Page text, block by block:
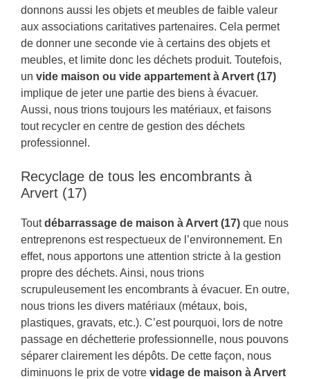
donnons aussi les objets et meubles de faible valeur
aux associations caritatives partenaires. Cela permet
de donner une seconde vie à certains des objets et
meubles, et limite donc les déchets produit. Toutefois,
un vide maison ou vide appartement à Arvert (17)
implique de jeter une partie des biens à évacuer.
Aussi, nous trions toujours les matériaux, et faisons
tout recycler en centre de gestion des déchets
professionnel.
Recyclage de tous les encombrants à
Arvert (17)
Toutdébarrassage de maison à Arvert (17) que nous
entreprenons est respectueux de l’environnement. En
effet, nous apportons une attention stricte à la gestion
propre des déchets. Ainsi, nous trions
scrupuleusement les encombrants à évacuer. En outre,
nous trions les divers matériaux (métaux, bois,
plastiques, gravats, etc.). C’est pourquoi, lors de notre
passage en déchetterie professionnelle, nous pouvons
séparer clairement les dépôts. De cette façon, nous
diminuons le prix de votre vidage de maison à Arvert